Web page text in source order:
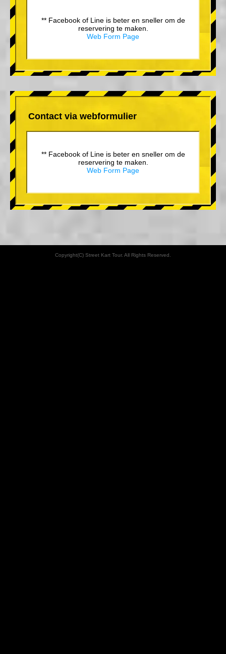
** Facebook of Line is beter en sneller om de
reservering te maken.
Web Form Page
Contact via webformulier
** Facebook of Line is beter en sneller om de
reservering te maken.
Web Form Page
Copyright(C) Street Kart Tour. All Rights Reserved.